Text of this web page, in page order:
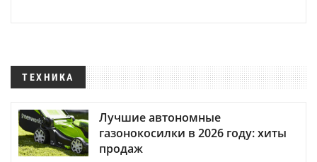
ТЕХНИКА
Лучшие автономные
газонокосилки в 2026 году: хиты
продаж